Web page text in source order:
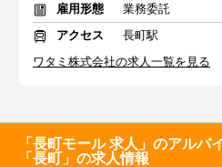
雇用形態
業務委託
アクセス
長町駅
ワタミ株式会社の求人一覧を見る
「長町モール 求人」のアルバ
「長町」の求人情報